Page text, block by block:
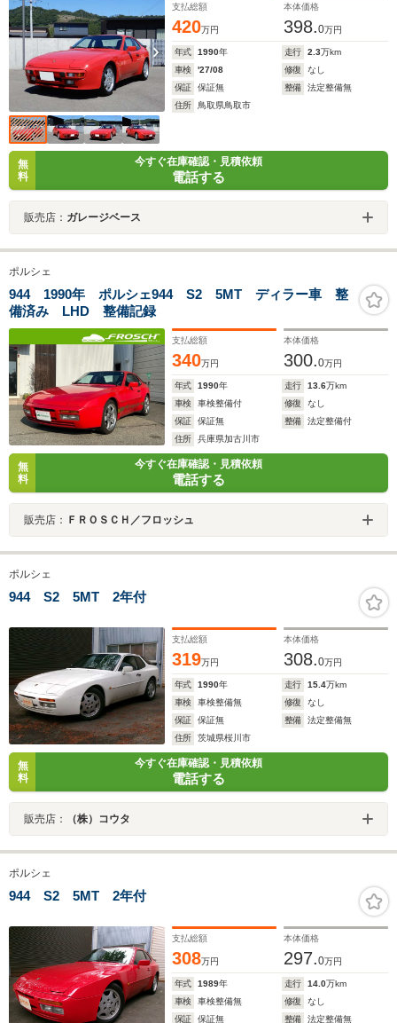
支払総額
420万円
本体価格
398.0万円
年式 1990年 走行 2.3万km
車検
'27/08 修復
なし
保証
保証無 整備
法定整備無
住所
鳥取県鳥取市
無
料
今すぐ在庫確認・見積依頼
電話する
販売店： ガレージベース
ポルシェ
944 1990年 ポルシェ944 S2 5MT ディラー車 整
備済み LHD 整備記録
支払総額
340万円
本体価格
300.0万円
年式 1990年 走行 13.6万km
車検
車検整備付 修復
なし
保証
保証無 整備
法定整備付
住所
兵庫県加古川市
無
料
今すぐ在庫確認・見積依頼
電話する
販売店： ＦＲＯＳＣＨ／フロッシュ
ポルシェ
944 S2 5MT 2年付
支払総額
319万円
本体価格
308.0万円
年式 1990年 走行 15.4万km
車検
車検整備無 修復
なし
保証
保証無 整備
法定整備無
住所
茨城県桜川市
無
料
今すぐ在庫確認・見積依頼
電話する
販売店： （株）コウタ
ポルシェ
944 S2 5MT 2年付
支払総額
308万円
本体価格
297.0万円
年式 1989年 走行 14.0万km
車検
車検整備無 修復
なし
保証
保証無 整備 法定整備無